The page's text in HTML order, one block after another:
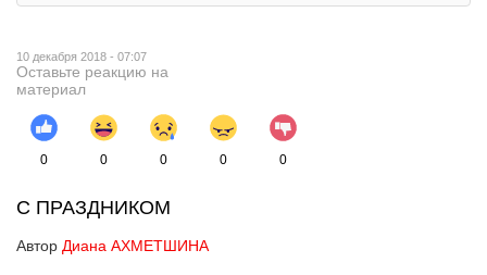
10 декабря 2018 - 07:07
Оставьте реакцию на
материал
0 0 0 0 0
С ПРАЗДНИКОМ
Автор Диана АХМЕТШИНА